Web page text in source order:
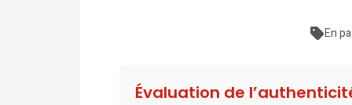
En
Évaluation de